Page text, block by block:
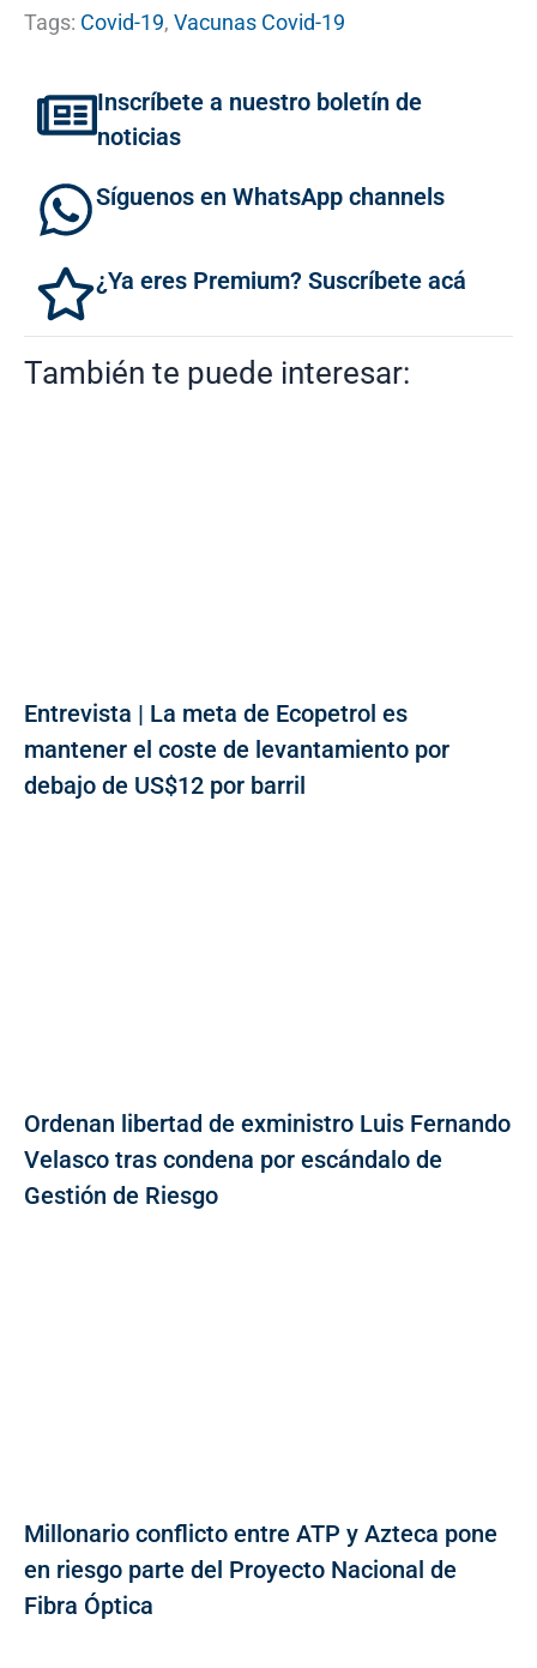
Tags: Covid-19, Vacunas Covid-19
Inscríbete a nuestro boletín de
noticias
Síguenos en WhatsApp channels
¿Ya eres Premium? Suscríbete acá
También te puede interesar:
Entrevista | La meta de Ecopetrol es
mantener el coste de levantamiento por
debajo de US$12 por barril
Ordenan libertad de exministro Luis Fernando
Velasco tras condena por escándalo de
Gestión de Riesgo
Millonario conflicto entre ATP y Azteca pone
en riesgo parte del Proyecto Nacional de
Fibra Óptica